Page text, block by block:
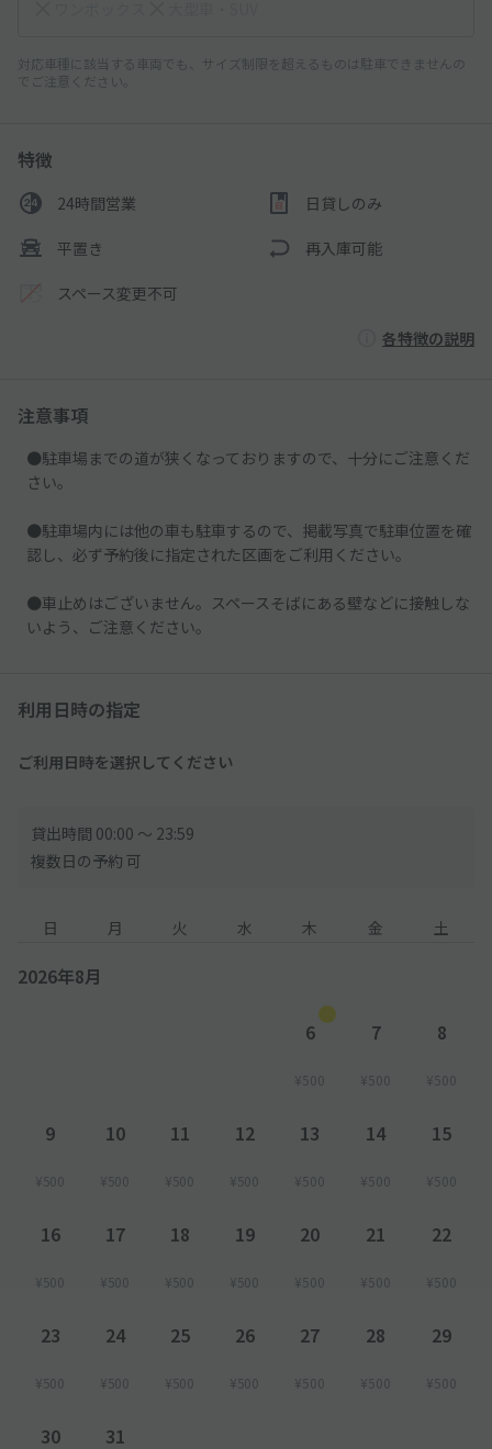
対応車種に該当する車両でも、サイズ制限を超えるものは駐車できませんの
でご注意ください。
特徴
24時間営業 日貸しのみ
平置き 再入庫可能
スペース変更不可
各特徴の説明
注意事項
●駐車場までの道が狭くなっておりますので、十分にご注意くだ
さい。
●駐車場内には他の車も駐車するので、掲載写真で駐車位置を確
認し、必ず予約後に指定された区画をご利用ください。
●車止めはございません。スペースそばにある壁などに接触しな
いよう、ご注意ください。
利用日時の指定
ご利用日時を選択してください
貸出時間 00:00 〜 23:59
複数日の予約 可
日 月 火 水 木 金 土
2026年8月
6
¥500
7
¥500
8
¥500
9
¥500
10
¥500
11
¥500
12
¥500
13
¥500
14
¥500
15
¥500
16
¥500
17
¥500
18
¥500
19
¥500
20
¥500
21
¥500
22
¥500
23
¥500
24
¥500
25
¥500
26
¥500
27
¥500
28
¥500
29
¥500
30 31